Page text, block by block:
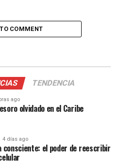
COMMENT
TENDENCIA
ago
olvidado en el Caribe
4 días ago
consciente: el poder de reescribir